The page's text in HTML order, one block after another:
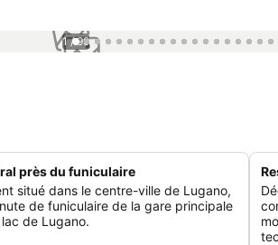
1 / 99
près du funiculaire
situé dans le centre-ville de Lugano,
de funiculaire de la gare principale
de Lugano.